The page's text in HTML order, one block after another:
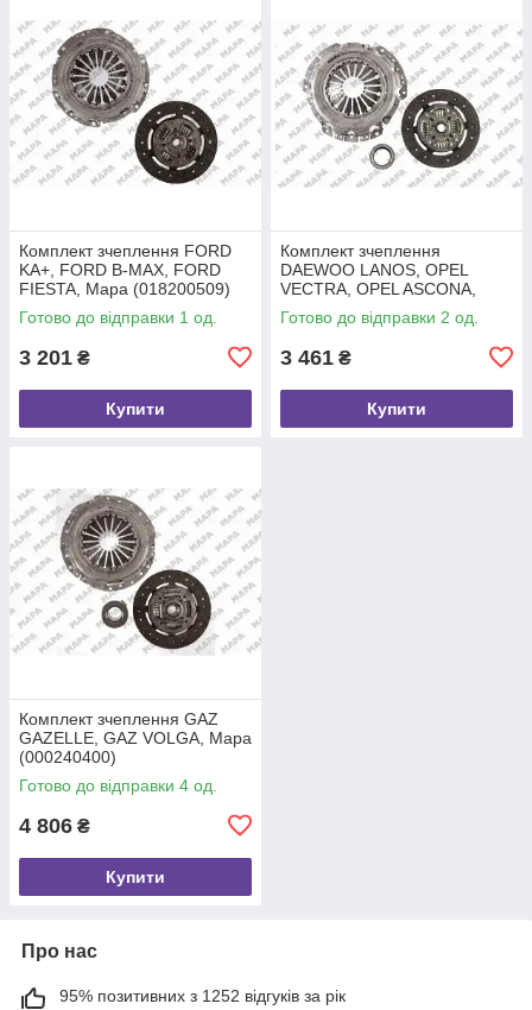
Комплект зчеплення FORD
KA+, FORD B-MAX, FORD
FIESTA, Mapa (018200509)
Готово до відправки 1 од.
3 201 ₴
Купити
Комплект зчеплення
DAEWOO LANOS, OPEL
VECTRA, OPEL ASCONA,
Mapa (010200400)
Готово до відправки 2 од.
3 461 ₴
Купити
Комплект зчеплення GAZ
GAZELLE, GAZ VOLGA, Mapa
(000240400)
Готово до відправки 4 од.
4 806 ₴
Купити
Про нас
95% позитивних з 1252 відгуків за рік